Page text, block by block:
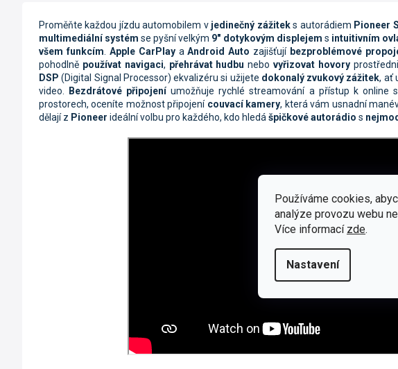
Používáme cookies,
analýze provozu webu
Více informací zde.
Nastavení
Proměňte každou jízdu automobilem v jedinečný zážiteks autorádiem Pioneer
multimediální systém se pyšní velkým 9" dotykovým displejem s intuitivním
všem funkcím. Apple CarPlayaAndroid Auto zajišťují bezproblémové
pohodlně používat navigaci, přehrávat hudbu nebovyřizovat hovory
DSP (Digital Signal Processor) ekvalizéru si užijete dokonalý zvukový zážitek, ať
video.
Bezdrátové připojeníumožňuje rychlé streamování a přístup k online
prostorech, oceníte možnost připojení couvací kamery, která vám usnadní
dělají z Pioneer ideální volbu pro každého, kdo hledášpičkové autorádio s